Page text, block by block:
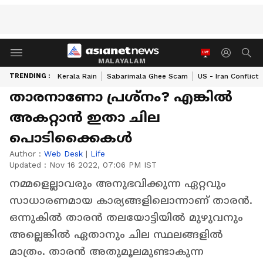
MALAYALAM
TRENDING : Kerala Rain Sabarimala Ghee Scam US - Iran Conflict
താരനാണോ പ്രശ്നം? എ​ങ്കിൽ
അകറ്റാൻ ഇതാ ചില
പൊടിക്കെെകൾ
Author : Web Desk | Life
Updated : Nov 16 2022, 07:06 PM IST
നമ്മളെല്ലാവരും അനുഭവിക്കുന്ന ഏറ്റവും
സാധാരണമായ കാര്യങ്ങളിലൊന്നാണ് താരൻ.
ഒന്നുകിൽ താരൻ തലയോട്ടിയിൽ മുഴുവനും
അല്ലെങ്കിൽ ഏതാനും ചില സ്ഥലങ്ങളിൽ
മാത്രം. താരൻ അതുമൂലമുണ്ടാകുന്ന